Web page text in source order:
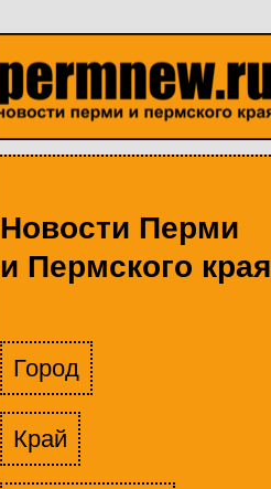
Новости Перми
и Пермского края
Город
Край